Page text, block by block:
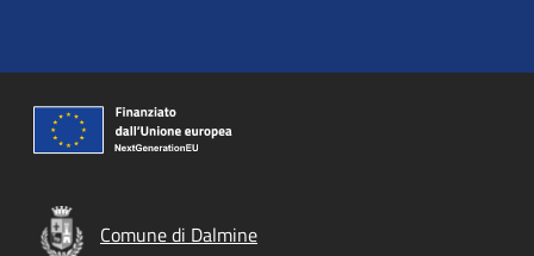
Comune di Dalmine